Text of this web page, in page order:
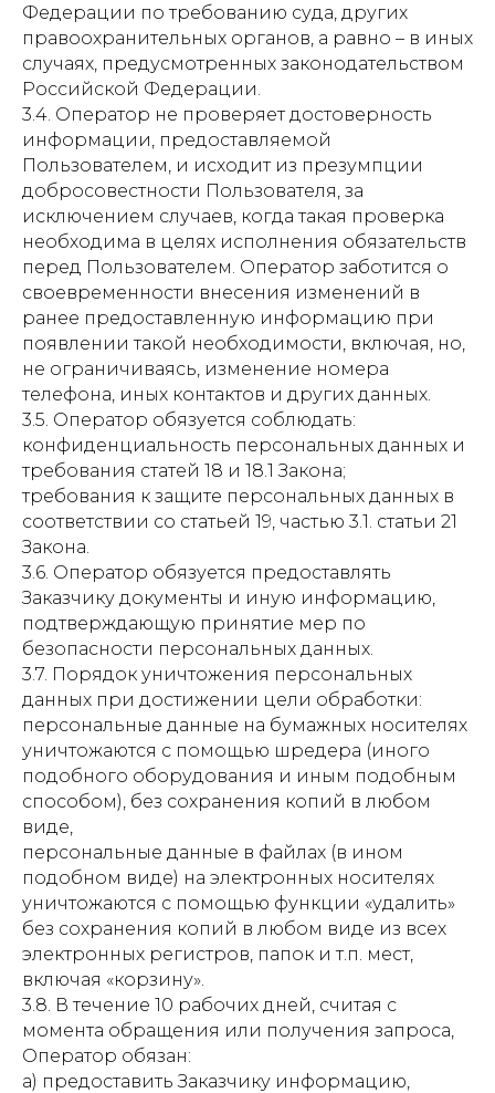
Федерации по требованию суда, других
правоохранительных органов, а равно – в иных
случаях, предусмотренных законодательством
Российской Федерации.
3.4. Оператор не проверяет достоверность
информации, предоставляемой
Пользователем, и исходит из презумпции
добросовестности Пользователя, за
исключением случаев, когда такая проверка
необходима в целях исполнения обязательств
перед Пользователем. Оператор заботится о
своевременности внесения изменений в
ранее предоставленную информацию при
появлении такой необходимости, включая, но,
не ограничиваясь, изменение номера
телефона, иных контактов и других данных.
3.5. Оператор обязуется соблюдать:
конфиденциальность персональных данных и
требования статей 18 и 18.1 Закона;
требования к защите персональных данных в
соответствии со статьей 19, частью 3.1. статьи 21
Закона.
3.6. Оператор обязуется предоставлять
Заказчику документы и иную информацию,
подтверждающую принятие мер по
безопасности персональных данных.
3.7. Порядок уничтожения персональных
данных при достижении цели обработки:
персональные данные на бумажных носителях
уничтожаются с помощью шредера (иного
подобного оборудования и иным подобным
способом), без сохранения копий в любом
виде,
персональные данные в файлах (в ином
подобном виде) на электронных носителях
уничтожаются с помощью функции «удалить»
без сохранения копий в любом виде из всех
электронных регистров, папок и т.п. мест,
включая «корзину».
3.8. В течение 10 рабочих дней, считая с
момента обращения или получения запроса,
Оператор обязан:
а) предоставить Заказчику информацию,